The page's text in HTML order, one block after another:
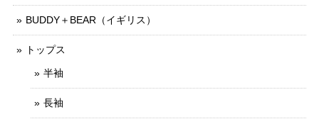
BUDDY＋BEAR（イギリス）
トップス
半袖
長袖